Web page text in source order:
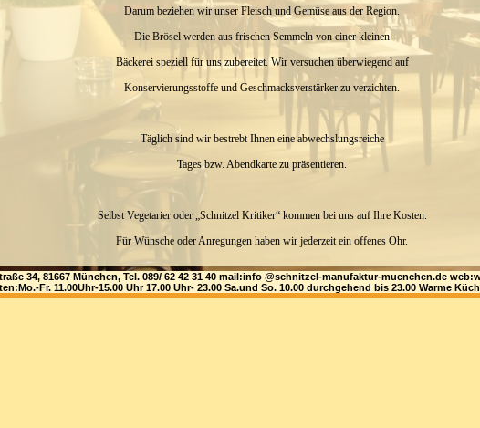
Darum beziehen wir unser Fleisch und Gemüse aus der Region.
Die Brösel werden aus frischen Semmeln von einer kleinen
Bäckerei speziell für uns zubereitet. Wir versuchen überwiegend auf
Konservierungsstoffe und Geschmacksverstärker zu verzichten.
Täglich sind wir bestrebt Ihnen eine abwechslungsreiche
Tages bzw. Abendkarte zu präsentieren.
Selbst Vegetarier oder „Schnitzel Kritiker“ kommen bei uns auf Ihre Kosten.
Für Wünsche oder Anregungen haben wir jederzeit ein offenes Ohr.
Ihr Team von der Schnitzel Manufaktur
34, 81667 München, Tel. 089/ 62 42 31 40 mail:info @schnitzel-manufaktur-muenchen.de
Fr. 11.00Uhr-15.00 Uhr 17.00 Uhr- 23.00 Sa.und So. 10.00 durchgehend bis 23.00 Warme